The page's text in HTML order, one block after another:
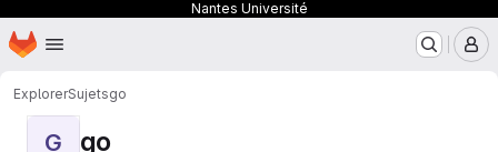
Nantes Université
Passer au contenu principal
Page d'accueil
ExplorerSujetsgo
G go